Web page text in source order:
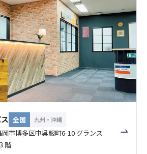
全国 九州・沖縄
市博多区中呉服町6-10 グランス
階